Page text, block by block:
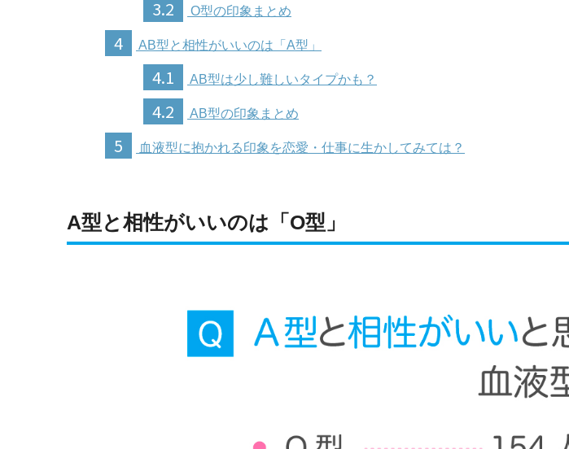
3.2 O型の印象まとめ
4 AB型と相性がいいのは「A型」
4.1 AB型は少し難しいタイプかも？
4.2 AB型の印象まとめ
5 血液型に抱かれる印象を恋愛・仕事に生かしてみては？
A型と相性がいいのは「O型」